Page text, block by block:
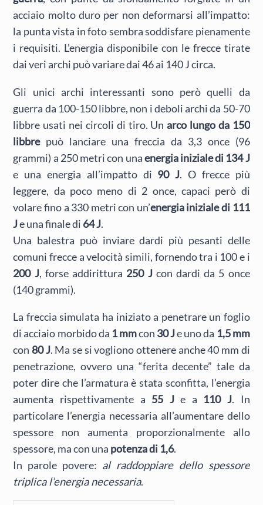
acciaio molto duro per non deformarsi all’impatto:
la punta vista in foto sembra soddisfare pienamente
i requisiti. L’energia disponibile con le frecce tirate
dai veri archi può variare dai 46 ai 140 J circa.
Gli unici archi interessanti sono però quelli da
guerra da 100-150 libbre, non i deboli archi da 50-70
libbre usati nei circoli di tiro. Unarco lungo da 150
libbre può lanciare una freccia da 3,3 once (96
grammi) a 250 metri con unaenergia iniziale di 134 J
e una energia all’impatto di 90 J. O frecce più
leggere, da poco meno di 2 once, capaci però di
volare fino a 330 metri con un’energia iniziale di 111
Je una finale di 64 J.
Una balestra può inviare dardi più pesanti delle
comuni frecce a velocità simili, fornendo tra i 100 e i
200 J, forse addirittura 250 Jcon dardi da 5 once
(140 grammi).
La freccia simulata ha iniziato a penetrare un foglio
di acciaio morbido da 1 mmcon 30 Je uno da 1,5 mm
con 80 J. Ma se si vogliono ottenere anche 40 mm di
penetrazione, ovvero una “ferita decente” tale da
poter dire che l’armatura è stata sconfitta, l’energia
aumenta rispettivamente a 55 Je a 110 J. In
particolare l’energia necessaria all’aumentare dello
spessore non aumenta proporzionalmente allo
spessore, ma con una potenza di 1,6.
In parole povere: al raddoppiare dello spessore
triplica l’energia necessaria.